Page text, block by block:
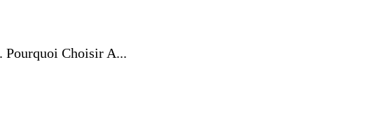
Pourquoi Choisir A...